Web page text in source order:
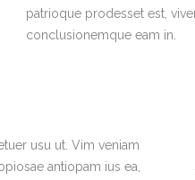
patrioque prodesset est,
conclusionemque eam in.
usu ut. Vim veniam
antiopam ius ea,